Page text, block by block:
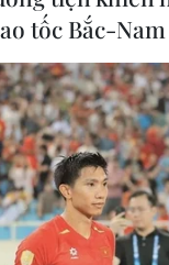
tốc Bắc-Nam